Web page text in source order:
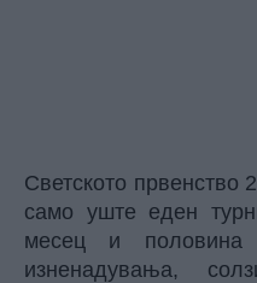
Светското првенство
само уште еден
месец и половина
изненадувања,